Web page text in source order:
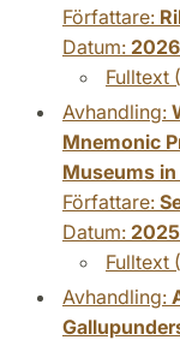
Författare:
Datum:
Fulltext
Avhandling:
Mnemonic
Museums
Författare:
Datum:
Fulltext
Avhandling: